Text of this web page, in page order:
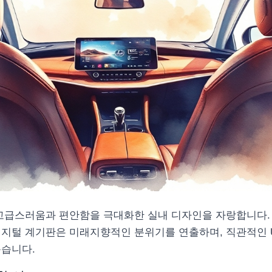
급스러움과 편안함을 극대화한 실내 디자인을 자랑합니다
털 계기판은 미래지향적인 분위기를 연출하며, 직관적인
니다.